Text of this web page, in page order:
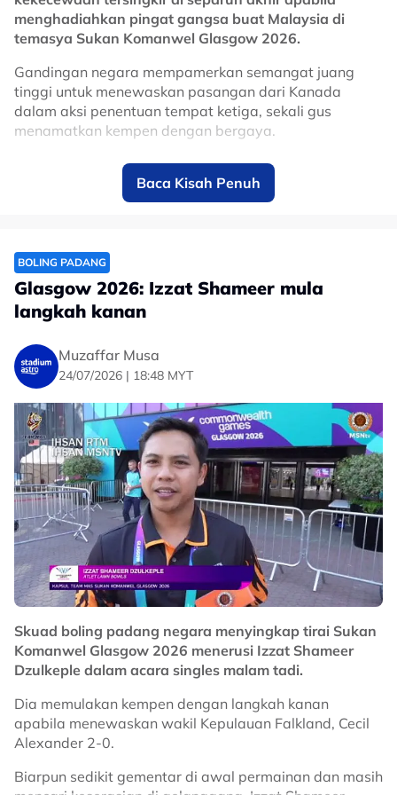
#Norazian Daud-Jariah Zakari #Boling Padang
#Sukan Komanwel
#Glasgow 2026
menghadiahkan pingat gangsa buat Malaysia di
temasya Sukan Komanwel Glasgow 2026.
Gandingan negara mempamerkan semangat juang
tinggi untuk menewaskan pasangan dari Kanada
dalam aksi penentuan tempat ketiga, sekali gus
menamatkan kempen dengan bergaya.
Dalam aksi penentuan pingat gangsa ini, wakil negara
mempamer aksi memberangsangkan untuk menang set
permainan 2-0 di set kedua, namun Soufi dan Amirul
kekal fokus untuk pastikan mereka mendahului
permainan 3-2 di end ketiga.
negara ini pastikan kemenangan untuk mengesah
pingat gangsa ketiga Malaysia buat kem boling
padang.
Gangsa kelima Malaysia hari ini pula disumbangkan
Jariah Zakaria dan Norazian Daud menerusi acara para
pairs wanita B6-B8 sebaik keduanya menyingkirkan
wakil tuan rumah, Scotland, 2-0.
Pencapaian itu menambah koleksi pingat kontinjen
negara di Glasgow, sekali gus mengukuhkan lagi
prestasi cemerlang Malaysia pada temasya Sukan
Komanwel 2026.
No node context available.
Related Topics
Baca Kisah Penuh
BOLING PADANG
Glasgow 2026: Izzat Shameer mula
langkah kanan
Muzaffar Musa
24/07/2026 | 18:48 MYT
Skuad boling padang negara menyingkap tirai Sukan
Komanwel Glasgow 2026 menerusi Izzat Shameer
Dzulkeple dalam acara singles malam tadi.
Dia memulakan kempen dengan langkah kanan
apabila menewaskan wakil Kepulauan Falkland, Cecil
Alexander 2-0.
Biarpun sedikit gementar di awal permainan dan masih